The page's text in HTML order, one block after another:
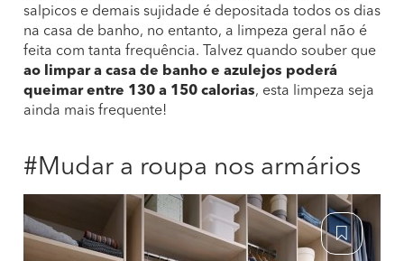
salpicos e demais sujidade é depositada todos os dias
na casa de banho, no entanto, a limpeza geral não é
feita com tanta frequência. Talvez quando souber que
ao limpar a casa de banho e azulejos poderá
queimar entre 130 a 150 calorias, esta limpeza seja
ainda mais frequente!
#Mudar a roupa nos armários